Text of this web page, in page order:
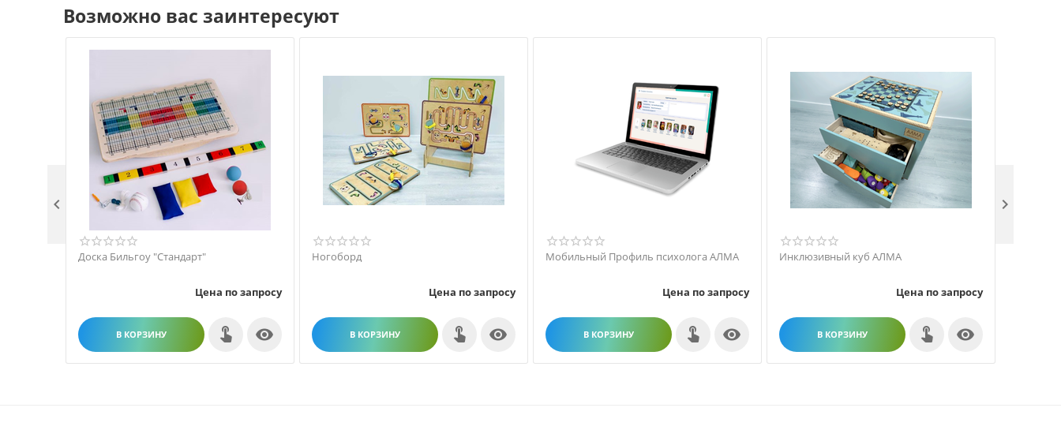
Возможно вас заинтересуют
Доска Бильгоу "Стандарт"
Цена по запросу
В КОРЗИНУ 
Ногоборд
Цена по запросу
В КОРЗИНУ 
Мобильный Профиль психолога АЛМА
Цена по запросу
В КОРЗИНУ 
Инклюзивный куб АЛМА
Цена по запросу
В КОРЗИНУ 
 